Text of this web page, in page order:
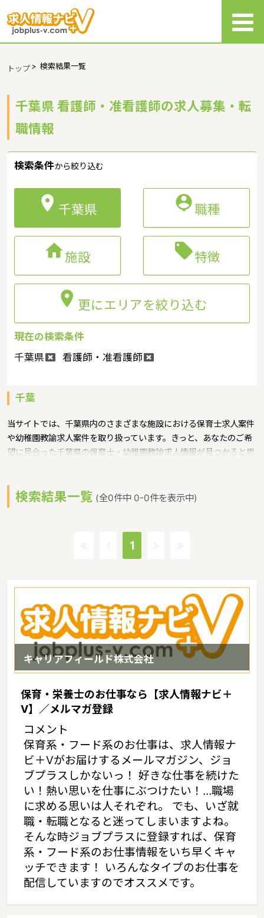
トップ> 検索結果一覧
千葉県 看護師・准看護師の求人募集・転
職情報
検索条件から絞り込む
 千葉県 職種
施設 特徴
 更にエリアを絞り込む
現在の検索条件
千葉県
看護師・准看護師
千葉
当サイトでは、千葉県内のさまざまな施設における保育士求人案件
や幼稚園教諭求人案件を取り扱っています。きっと、あなたのご希
望に見合った千葉県の保育士・幼稚園教諭求人情報が見つかると思
んでいます。その一環として千葉県では、学生への修学資金や就職
準備金などの貸付なども実施してなんとか保育士・幼稚園教諭を確
保育士・幼稚園教諭の求人探しは『求人情報ナビ+V』にお任せく
検索結果一覧 (全0件中 0-0件を表示中)
1
キャリアフィールド株式会社
保育・栄養士のお仕事なら【求人情報ナビ＋
V】／メルマガ登録
コメント
保育系・フード系のお仕事は、求人情報ナ
ビ＋Vがお届けするメールマガジン、ジョ
ブプラスしかないっ！ 好きな仕事を続けた
い！熱い思いを仕事にぶつけたい！…職場
に求める思いは人それぞれ。 でも、いざ就
職・転職となると迷ってしまいますよね。
そんな時ジョブプラスに登録すれば、保育
系・フード系のお仕事情報をいち早くキャ
ッチできます！ いろんなタイプのお仕事を
配信していますのでオススメです。